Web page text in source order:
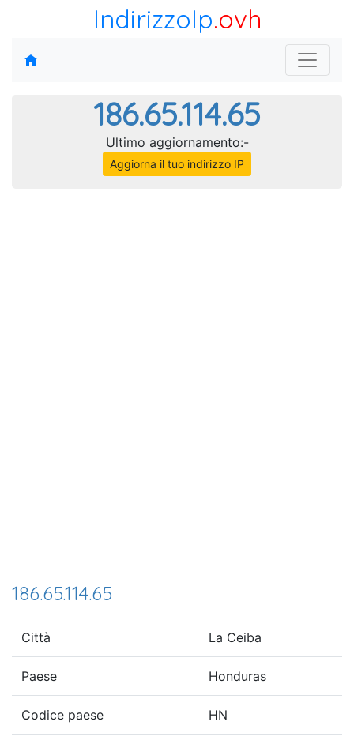
IndirizzoIp.ovh
186.65.114.65
Ultimo aggiornamento:-
Aggiorna il tuo indirizzo IP
186.65.114.65
Città La Ceiba
Paese Honduras
Codice paese HN